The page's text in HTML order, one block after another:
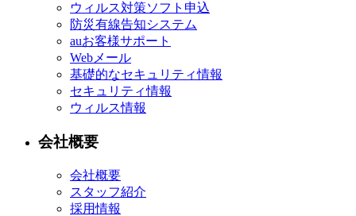
ウィルス対策ソフト申込
防災有線告知システム
auお客様サポート
Webメール
基礎的なセキュリティ情報
セキュリティ情報
ウィルス情報
会社概要
会社概要
スタッフ紹介
採用情報